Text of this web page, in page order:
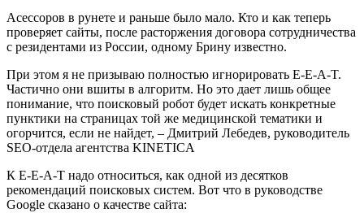
Асессоров в рунете и раньше было мало. Кто и как теперь
проверяет сайты, после расторжения договора сотрудничества
с резидентами из России, одному Брину известно.
При этом я не призываю полностью игнорировать E-E-A-T.
Частично они вшиты в алгоритм. Но это дает лишь общее
понимание, что поисковый робот будет искать конкретные
пунктики на страницах той же медицинской тематики и
огорчится, если не найдет, – Дмитрий Лебедев, руководитель
SEO-отдела агентства KINETICA
К E-E-A-T надо относиться, как одной из десятков
рекомендаций поисковых систем. Вот что в руководстве
Google сказано о качестве сайта: